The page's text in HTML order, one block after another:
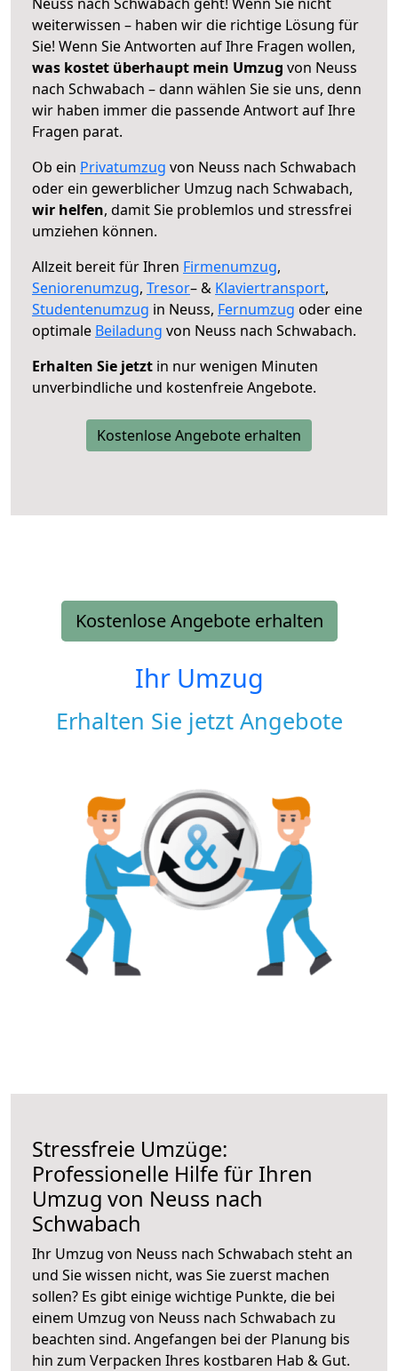
weiterwissen – haben wir die richtige Lösung für
Sie! Wenn Sie Antworten auf Ihre Fragen wollen,
was kostet überhaupt mein Umzug von Neuss
nach Schwabach – dann wählen Sie sie uns, denn
wir haben immer die passende Antwort auf Ihre
Fragen parat.
Ob ein Privatumzug von Neuss nach Schwabach
oder ein gewerblicher Umzug nach Schwabach,
wir helfen, damit Sie problemlos und stressfrei
umziehen können.
Allzeit bereit für Ihren Firmenumzug,
Seniorenumzug, Tresor– & Klaviertransport,
Studentenumzug in Neuss, Fernumzug oder eine
optimale Beiladung von Neuss nach Schwabach.
Erhalten Sie jetzt in nur wenigen Minuten
unverbindliche und kostenfreie Angebote.
Kostenlose Angebote erhalten
Kostenlose Angebote erhalten
Ihr Umzug
Erhalten Sie jetzt Angebote
Stressfreie Umzüge:
Professionelle Hilfe für Ihren
Umzug von Neuss nach
Schwabach
Ihr Umzug von Neuss nach Schwabach steht an
und Sie wissen nicht, was Sie zuerst machen
sollen? Es gibt einige wichtige Punkte, die bei
einem Umzug von Neuss nach Schwabach zu
beachten sind. Angefangen bei der Planung bis
hin zum Verpacken Ihres kostbaren Hab & Gut.